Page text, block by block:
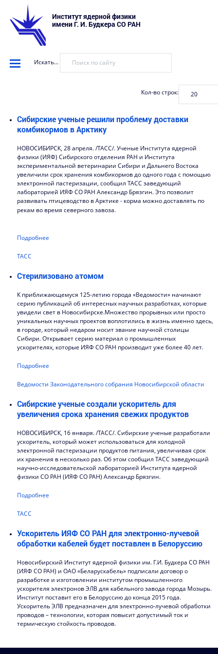
Институт ядерной физики
имени Г. И. Будкера СО РАН
Искать...
Кол-во строк:
Сибирские ученые решили проблему доставки
комбикормов в Арктику
НОВОСИБИРСК, 28 апреля. /ТАСС/. Ученые Института ядерной
физики (ИЯФ) Сибирского отделения РАН и Института
экспериментальной ветеринарии Сибири и Дальнего Востока
увеличили срок хранения комбикормов до одного года с помощью
электронной пастеризации, сообщил ТАСС заведующий
лабораторией ИЯФ СО РАН Александр Брязгин. Это позволит
развивать птицеводство в Арктике - корма можно доставлять по
рекам во время северного завоза.
Подробнее
ТАСС
Стерилизовано атомом
К приближающемуся 125-летию города «Ведомости» начинают
серию публикаций об интересных научных разработках, которые
увидели свет в Новосибирске.Множество прорывных или просто
уникальных научных проектов воплотились в жизнь именно здесь,
в городе, который недаром носит звание научной столицы
Сибири. Открывает серию материал о промышленных
ускорителях, которые ИЯФ СО РАН производит уже более 40 лет.
Подробнее
Ведомости Законодательного собрания Новосибирской области
Сибирские ученые создали ускоритель для
увеличения срока хранения свежих продуктов
НОВОСИБИРСК, 16 января. /ТАСС/. Сибирские ученые разработали
ускоритель, который может использоваться для холодной
электронной пастеризации продуктов питания, увеличивая срок
их хранения в несколько раз. Об этом сообщил ТАСС заведующий
научно-исследовательской лабораторией Института ядерной
физики СО РАН (ИЯФ СО РАН) Александр Брязгин.
Подробнее
ТАСС
Ускоритель ИЯФ СО РАН для электронно-лучевой
обработки кабелей будет поставлен в Белоруссию
Новосибирский Институт ядерной физики им. Г.И. Будкера СО РАН
(ИЯФ СО РАН) и ОАО «Беларускабель» подписали договор о
разработке и изготовлении институтом промышленного
ускорителя электронов ЭЛВ для кабельного завода города Мозырь.
Институт поставит его в Белоруссию до конца 2015 года.
Ускоритель ЭЛВ предназначен для электронно-лучевой обработки
проводов – технологии, которая повысит допустимый ток и
термическую стойкость проводов.